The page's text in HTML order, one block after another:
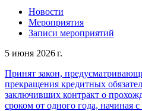
Новости
Мероприятия
Записи мероприятий
5 июня 2026 г.
Принят закон,
прекращения кредитных
заключивших контракт о
сроком от одного года, начиная